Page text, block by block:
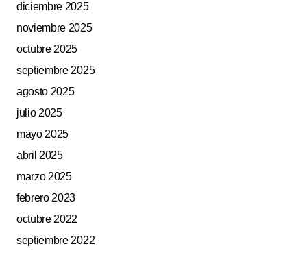
diciembre 2025
noviembre 2025
octubre 2025
septiembre 2025
agosto 2025
julio 2025
mayo 2025
abril 2025
marzo 2025
febrero 2023
octubre 2022
septiembre 2022